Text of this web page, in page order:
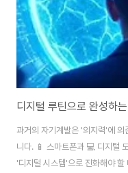
과거의 자기계발은 '의지력'에
니다. 📱 스마트폰과 💻 디지털
'디지털 시스템'으로 진화해야